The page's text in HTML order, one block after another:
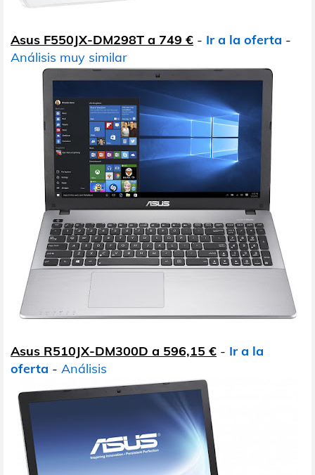
Asus F550JX-DM298T a 749 € - Ir a la oferta -
Análisis muy similar
Asus R510JX-DM300D a 596,15 € - Ir a la
oferta - Análisis